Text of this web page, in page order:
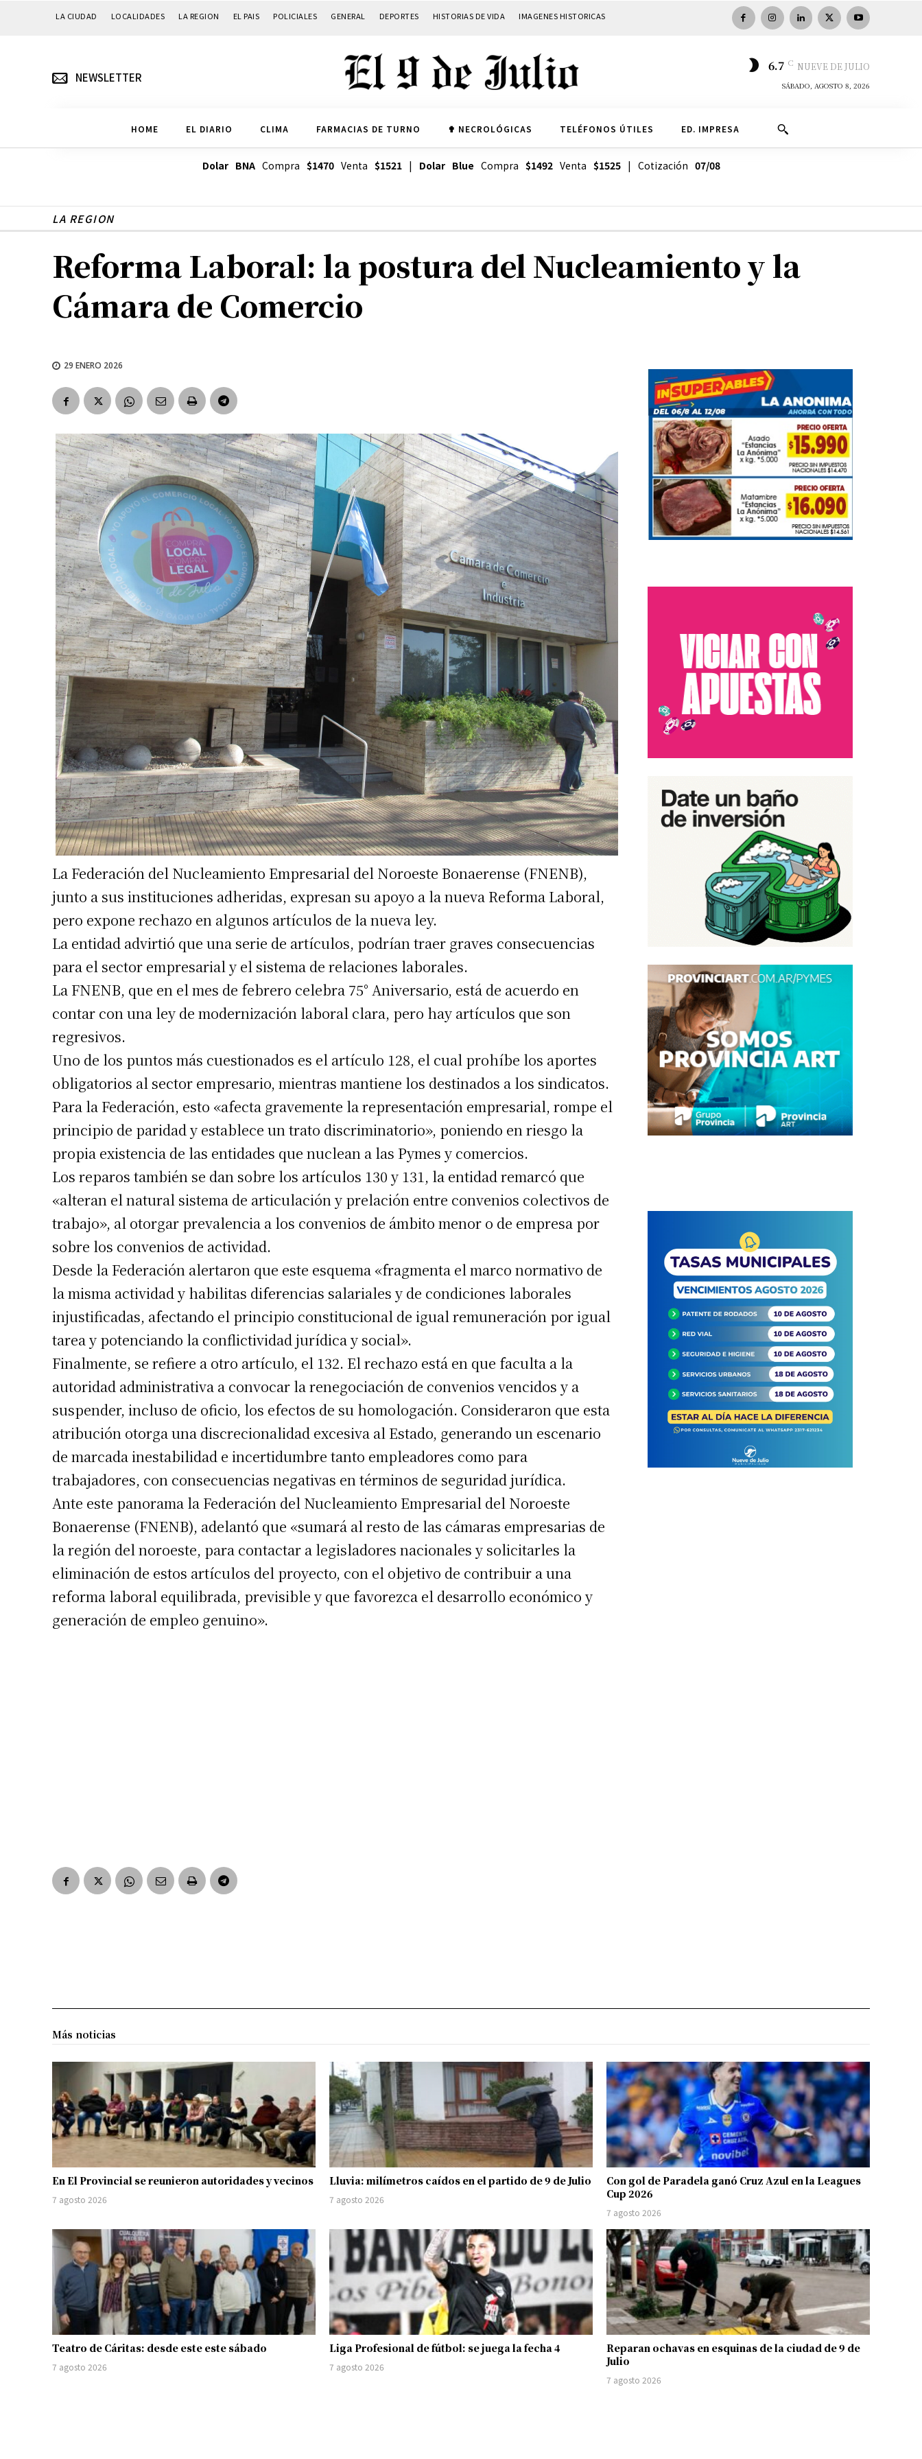
Suscribirme gratis
Dirección de correo electrónico *
Nombre
Apellidos
Número de teléfono
LA CIUDAD LOCALIDADES LA REGION EL PAIS POLICIALES GENERAL DEPORTES HISTORIAS DE VIDA IMAGENES HISTORICAS
NEWSLETTER
6.7 C NUEVE DE JULIO
SÁBADO, AGOSTO 8, 2026
HOME EL DIARIO CLIMA FARMACIAS DE TURNO ✟ NECROLÓGICAS TELÉFONOS ÚTILES ED. IMPRESA
Dolar BNACompra $1470Venta $1521| Dolar Blue Compra $1492Venta $1525| Cotización 07/08
LA REGION
Reforma Laboral: la postura del Nucleamiento y la
Cámara de Comercio
29 ENERO 2026
La Federación del Nucleamiento Empresarial del Noroeste Bonaerense (FNENB),
junto a sus instituciones adheridas, expresan su apoyo a la nueva Reforma Laboral,
pero expone rechazo en algunos artículos de la nueva ley.
La entidad advirtió que una serie de artículos, podrían traer graves consecuencias
para el sector empresarial y el sistema de relaciones laborales.
La FNENB, que en el mes de febrero celebra 75° Aniversario, está de acuerdo en
contar con una ley de modernización laboral clara, pero hay artículos que son
regresivos.
Uno de los puntos más cuestionados es el artículo 128, el cual prohíbe los aportes
obligatorios al sector empresario, mientras mantiene los destinados a los sindicatos.
Para la Federación, esto «afecta gravemente la representación empresarial, rompe el
principio de paridad y establece un trato discriminatorio», poniendo en riesgo la
propia existencia de las entidades que nuclean a las Pymes y comercios.
Los reparos también se dan sobre los artículos 130 y 131, la entidad remarcó que
«alteran el natural sistema de articulación y prelación entre convenios colectivos de
trabajo», al otorgar prevalencia a los convenios de ámbito menor o de empresa por
sobre los convenios de actividad.
Desde la Federación alertaron que este esquema «fragmenta el marco normativo de
la misma actividad y habilitas diferencias salariales y de condiciones laborales
injustificadas, afectando el principio constitucional de igual remuneración por igual
tarea y potenciando la conflictividad jurídica y social».
Finalmente, se refiere a otro artículo, el 132. El rechazo está en que faculta a la
autoridad administrativa a convocar la renegociación de convenios vencidos y a
suspender, incluso de oficio, los efectos de su homologación. Consideraron que esta
atribución otorga una discrecionalidad excesiva al Estado, generando un escenario
de marcada inestabilidad e incertidumbre tanto empleadores como para
trabajadores, con consecuencias negativas en términos de seguridad jurídica.
Ante este panorama la Federación del Nucleamiento Empresarial del Noroeste
Bonaerense (FNENB), adelantó que «sumará al resto de las cámaras empresarias de
la región del noroeste, para contactar a legisladores nacionales y solicitarles la
eliminación de estos artículos del proyecto, con el objetivo de contribuir a una
reforma laboral equilibrada, previsible y que favorezca el desarrollo económico y
generación de empleo genuino».
Más noticias
En El Provincial se reunieron autoridades y vecinos
7 agosto 2026
Lluvia: milímetros caídos en el partido de 9 de Julio
7 agosto 2026
Con gol de Paradela ganó Cruz Azul en la Leagues
Cup 2026
7 agosto 2026
Teatro de Cáritas: desde este este sábado
7 agosto 2026
Liga Profesional de fútbol: se juega la fecha 4
7 agosto 2026
Reparan ochavas en esquinas de la ciudad de 9 de
Julio
7 agosto 2026